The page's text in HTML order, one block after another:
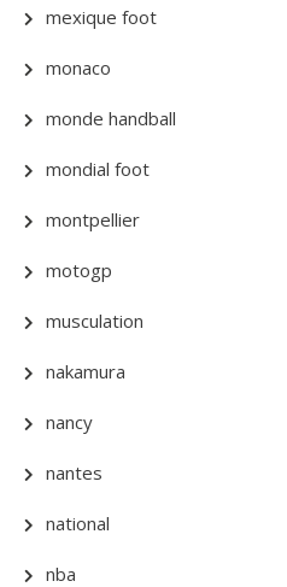
mexique foot
monaco
monde handball
mondial foot
montpellier
motogp
musculation
nakamura
nancy
nantes
national
nba